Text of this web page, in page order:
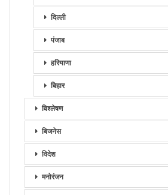
दिल्ली
पंजाब
हरियाणा
बिहार
विश्लेषण
बिजनेस
विदेश
मनोरंजन